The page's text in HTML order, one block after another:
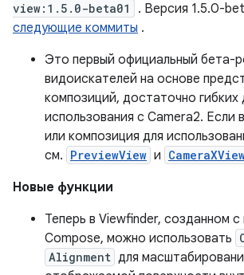
view:1.5.0-beta01
. Версия 1.5.0-
следующие коммиты .
Это первый официальный бета-
видоискателей на основе
композиций, достаточно гибких
использования с Camera2. Если
или композиция для
см. PreviewView и
Новые функции
Теперь в Viewfinder, созданном
Compose, можно использовать
Alignment для